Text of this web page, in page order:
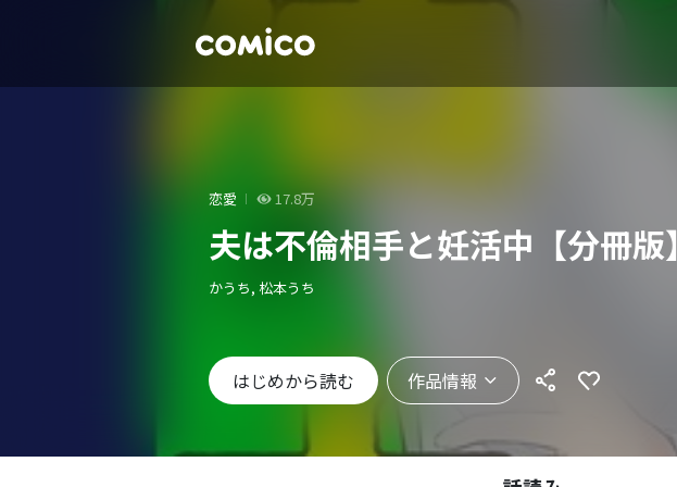
恋愛 17.8万
夫は不倫相手と妊活中【分冊版】
かうち, 松本うち
はじめから読む 作品情報